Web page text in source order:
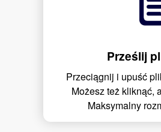
Prześlij
Przeciągnij i upuść
Możesz też kliknąć,
Maksymalny